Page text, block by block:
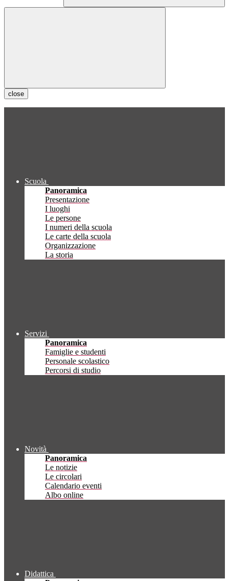
close
Scuola
Panoramica
Presentazione
I luoghi
Le persone
I numeri della scuola
Le carte della scuola
Organizzazione
La storia
Servizi
Panoramica
Famiglie e studenti
Personale scolastico
Percorsi di studio
Novità
Panoramica
Le notizie
Le circolari
Calendario eventi
Albo online
Didattica